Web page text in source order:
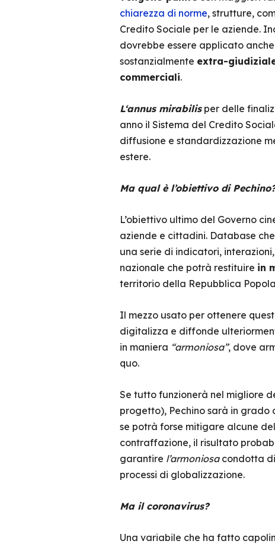
chiarezza di norme, strutture,
Credito Sociale per le aziende.
dovrebbe essere applicato
sostanzialmente extra-
commerciali.
L‘annus mirabilisper delle
anno il Sistema del Credito
diffusione e standardizzazione
estere.
Ma qual è l’obiettivo di
L’obiettivo ultimo del Governo
aziende e cittadini. Database
una serie di indicatori,
nazionale che potrà restituire in
territorio della Repubblica
Il mezzo usato per ottenere
digitalizza e diffonde
in maniera “armoniosa”, dove
quo.
Se tutto funzionerà nel migliore
progetto), Pechino sarà in grado
se potrà forse mitigare alcune
contraffazione, il risultato
garantire l’armoniosacondotta di
processi di globalizzazione.
Ma il coronavirus?
Una variabile che ha fatto